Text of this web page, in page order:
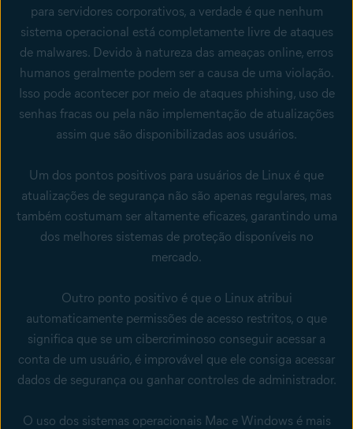
para servidores corporativos, a verdade é que nenhum
sistema operacional está completamente livre de ataques
de malwares. Devido à natureza das ameaças online, erros
humanos geralmente podem ser a causa de uma violação.
Isso pode acontecer por meio de ataques phishing, uso de
senhas fracas ou pela não implementação de atualizações
assim que são disponibilizadas aos usuários.
Um dos pontos positivos para usuários de Linux é que
atualizações de segurança não são apenas regulares, mas
também costumam ser altamente eficazes, garantindo uma
dos melhores sistemas de proteção disponíveis no
mercado.
Outro ponto positivo é que o Linux atribui
automaticamente permissões de acesso restritos, o que
significa que se um cibercriminoso conseguir acessar a
conta de um usuário, é improvável que ele consiga acessar
dados de segurança ou ganhar controles de administrador.
O uso dos sistemas operacionais Mac e Windows é mais